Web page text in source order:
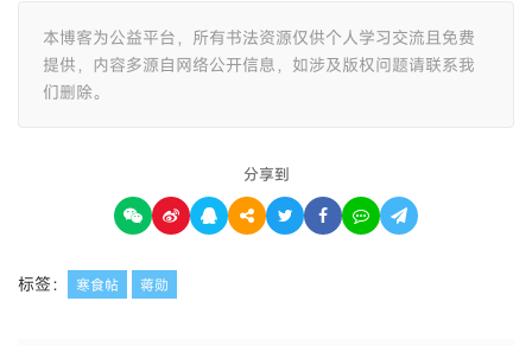
本博客为公益平台，所有书法资源仅供个人学习交流且免费
提供，内容多源自网络公开信息，如涉及版权问题请联系我
们删除。
分享到
标签： 寒食帖 蒋勋